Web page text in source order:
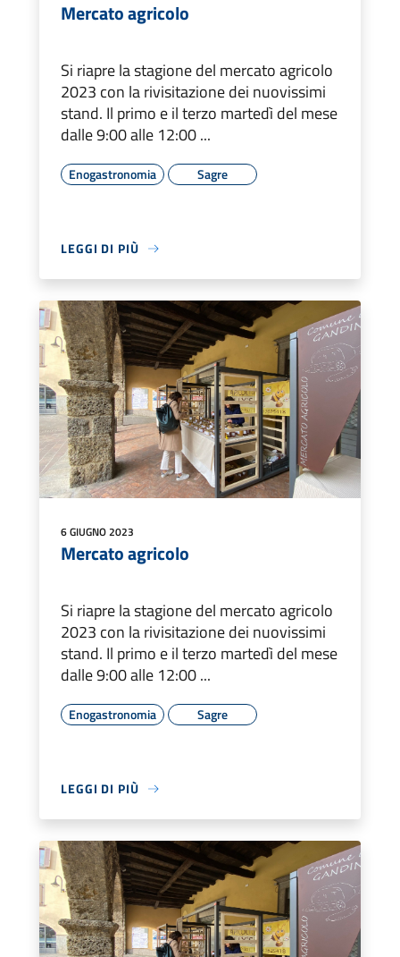
Mercato agricolo
Si riapre la stagione del mercato agricolo
2023 con la rivisitazione dei nuovissimi
stand. Il primo e il terzo martedì del mese
dalle 9:00 alle 12:00 ...
Enogastronomia Sagre
LEGGI DI PIÙ
6 GIUGNO 2023
Mercato agricolo
Si riapre la stagione del mercato agricolo
2023 con la rivisitazione dei nuovissimi
stand. Il primo e il terzo martedì del mese
dalle 9:00 alle 12:00 ...
Enogastronomia Sagre
LEGGI DI PIÙ